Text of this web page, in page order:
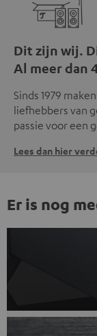
Dit zijn wij.
Al meer dan
Sinds 1979
liefhebbers van
passie voor een
Lees dan hier
Er is nog